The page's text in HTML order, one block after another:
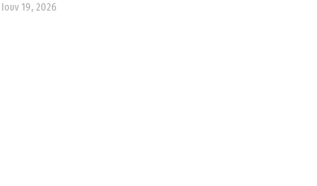
Ιουν 19, 2026